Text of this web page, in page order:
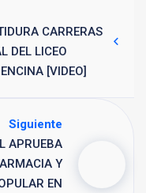
CARRERAS
DEL LICEO
[VIDEO]
Siguiente
APRUEBA
Y
EN